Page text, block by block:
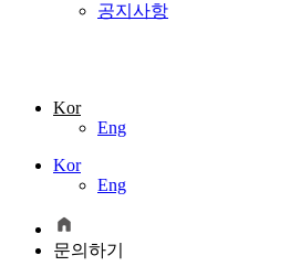
공지사항
Kor
Eng
Kor
Eng
문의하기